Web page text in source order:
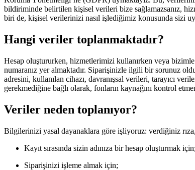
bildiriminde belirtilen kişisel verileri bize sağlamazsanız,
biri de, kişisel verilerinizi nasıl işlediğimiz konusunda sizi
Hangi veriler toplanmaktadır?
Hesap oluştururken, hizmetlerimizi kullanırken veya
numaranız yer almaktadır. Siparişinizle ilgili bir sorunuz
adresini, kullanılan cihazı, davranışsal verileri, tarayıcı
gerekmediğine bağlı olarak, fonların kaynağını kontrol
Veriler neden toplanıyor?
Bilgilerinizi yasal dayanaklara göre işliyoruz: verdiğiniz
Kayıt sırasında sizin adınıza bir hesap oluşturmak için;
Siparişinizi işleme almak için;